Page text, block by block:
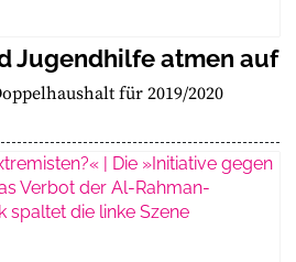
Jugendhilfe atmen auf
für 2019/2020